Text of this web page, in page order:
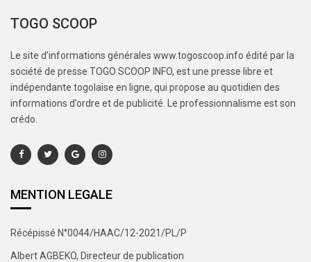
TOGO SCOOP
Le site d’informations générales www.togoscoop.info édité par la
société de presse TOGO SCOOP INFO, est une presse libre et
indépendante togolaise en ligne, qui propose au quotidien des
informations d’ordre et de publicité. Le professionnalisme est son
crédo.
MENTION LEGALE
Récépissé N°0044/HAAC/12-2021/PL/P
Albert AGBEKO, Directeur de publication